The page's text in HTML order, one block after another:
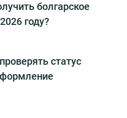
болгарское
году?
статус